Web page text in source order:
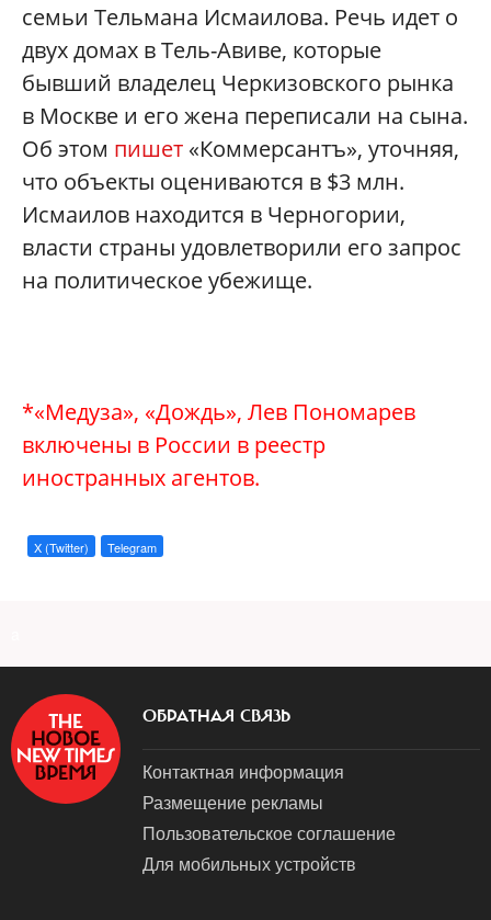
семьи Тельмана Исмаилова. Речь идет о
двух домах в Тель-Авиве, которые
бывший владелец Черкизовского рынка
в Москве и его жена переписали на сына.
Об этом пишет «Коммерсантъ», уточняя,
что объекты оцениваются в $3 млн.
Исмаилов находится в Черногории,
власти страны удовлетворили его запрос
на политическое убежище.
*«Медуза», «Дождь», Лев Пономарев
включены в России в реестр
иностранных агентов.
X (Twitter) Telegram
ОБРАТНАЯ СВЯЗЬ
Контактная информация
Размещение рекламы
Пользовательское соглашение
Для мобильных устройств